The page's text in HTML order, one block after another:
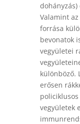
Valamint
forrása
bevonatok
vegyületei
különböző.
erősen
vegyületek